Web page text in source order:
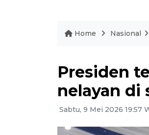
Home Nasional
Presiden
nelayan di
Sabtu, 9 Mei 2026 19:57